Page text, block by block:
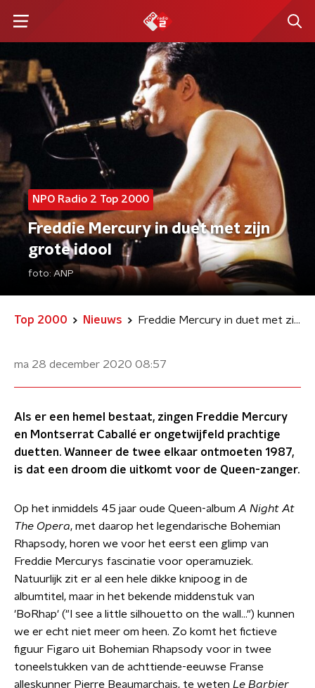
NPO Radio 2 Top 2000
Freddie Mercury in duet met zijn
grote idool
foto: ANP
Top 2000 Nieuws Freddie Mercury in duet met zijn grote idool
ma 28 december 2020 08:57
Als er een hemel bestaat, zingen Freddie Mercury
en Montserrat Caballé er ongetwijfeld prachtige
duetten. Wanneer de twee elkaar ontmoeten 1987,
is dat een droom die uitkomt voor de Queen-zanger.
Op het inmiddels 45 jaar oude Queen-album A Night At
The Opera, met daarop het legendarische Bohemian
Rhapsody, horen we voor het eerst een glimp van
Freddie Mercurys fascinatie voor operamuziek.
Natuurlijk zit er al een hele dikke knipoog in de
albumtitel, maar in het bekende middenstuk van
'BoRhap' ("I see a little silhouetto on the wall…") kunnen
we er echt niet meer om heen. Zo komt het fictieve
figuur Figaro uit Bohemian Rhapsody voor in twee
toneelstukken van de achttiende-eeuwse Franse
alleskunner Pierre Beaumarchais, te weten Le Barbier